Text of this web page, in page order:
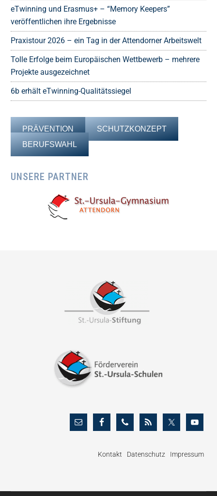
eTwinning und Erasmus+ – “Memory Keepers”
veröffentlichen ihre Ergebnisse
Praxistour 2026 – ein Tag in der Attendorner Arbeitswelt
Tolle Erfolge beim Europäischen Wettbewerb – mehrere
Projekte ausgezeichnet
6b erhält eTwinning-Qualitätssiegel
PRÄVENTION
SCHUTZKONZEPT
BERUFSWAHL
UNSERE PARTNER
Kontakt Datenschutz Impressum